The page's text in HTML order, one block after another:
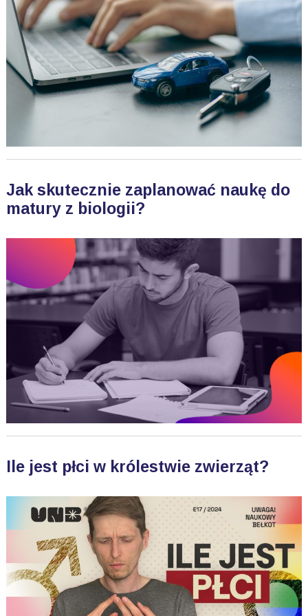
Jak skutecznie zaplanować naukę do
matury z biologii?
Ile jest płci w królestwie zwierząt?